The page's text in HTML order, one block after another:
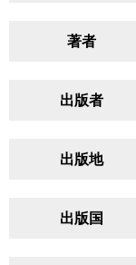
著者
出版者
出版地
出版国